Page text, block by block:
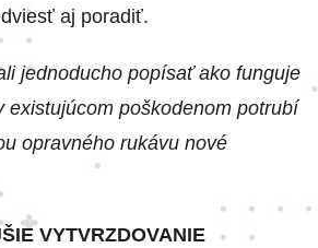
aj poradiť.
jednoducho popísať ako funguje
existujúcom poškodenom potrubí
opravného rukávu nové
VYTVRZDOVANIE